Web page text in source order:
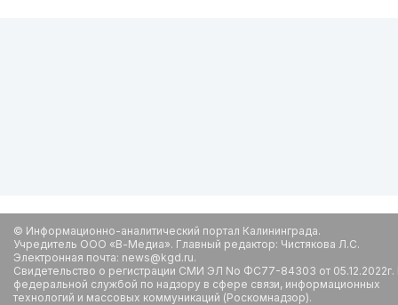
© Информационно-аналитический портал Калининграда.
Учредитель ООО «В-Медиа». Главный редактор: Чистякова Л.С.
Электронная почта: news@kgd.ru.
Свидетельство о регистрации СМИ ЭЛ No ФС77-84303 от
федеральной службой по надзору в сфере связи, информационных
технологий и массовых коммуникаций (Роскомнадзор).